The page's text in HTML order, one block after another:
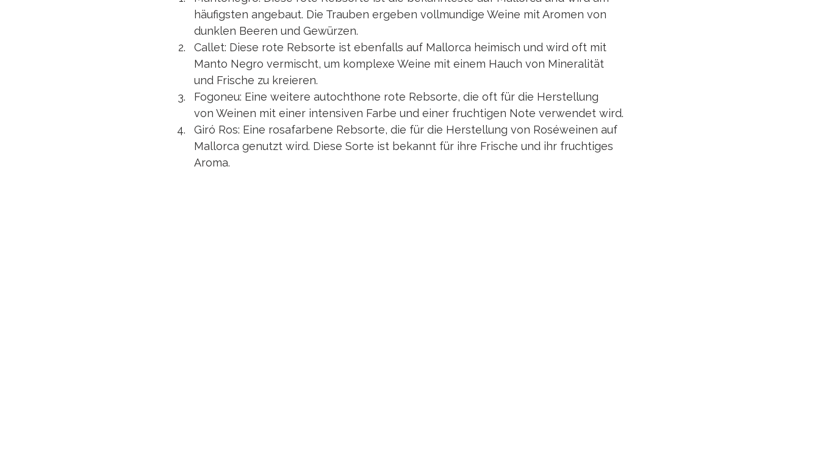
häufigsten angebaut. Die Trauben ergeben vollmundige Weine mit Aromen von
dunklen Beeren und Gewürzen.
Callet: Diese rote Rebsorte ist ebenfalls auf Mallorca heimisch und wird oft mit
Manto Negro vermischt, um komplexe Weine mit einem Hauch von Mineralität
und Frische zu kreieren.
Fogoneu: Eine weitere autochthone rote Rebsorte, die oft für die Herstellung
von Weinen mit einer intensiven Farbe und einer fruchtigen Note verwendet wird.
Giró Ros: Eine rosafarbene Rebsorte, die für die Herstellung von Roséweinen auf
Mallorca genutzt wird. Diese Sorte ist bekannt für ihre Frische und ihr fruchtiges
Aroma.